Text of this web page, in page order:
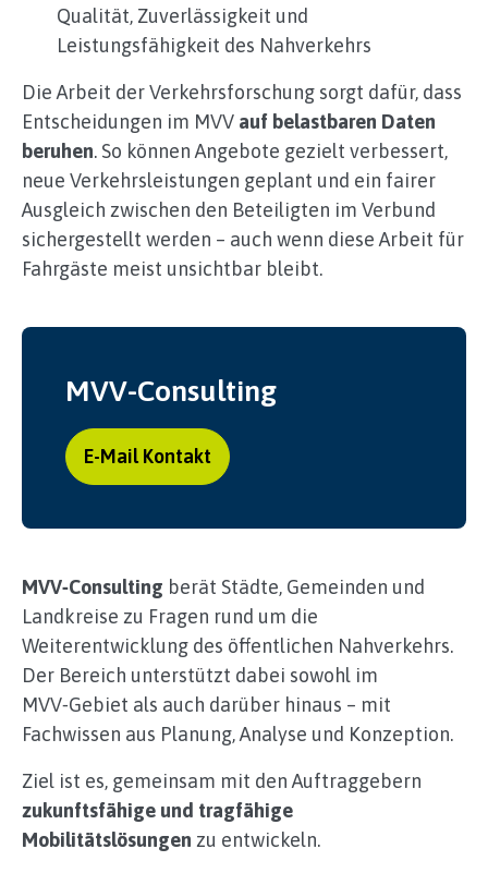
Qualität, Zuverlässigkeit und
Leistungsfähigkeit des Nahverkehrs
Die Arbeit der Verkehrsforschung sorgt dafür, dass
Entscheidungen im MVV auf belastbaren Daten
beruhen. So können Angebote gezielt verbessert,
neue Verkehrsleistungen geplant und ein fairer
Ausgleich zwischen den Beteiligten im Verbund
sichergestellt werden – auch wenn diese Arbeit für
Fahrgäste meist unsichtbar bleibt.
MVV-Consulting
E-Mail Kontakt
MVV‑Consulting berät Städte, Gemeinden und
Landkreise zu Fragen rund um die
Weiterentwicklung des öffentlichen Nahverkehrs.
Der Bereich unterstützt dabei sowohl im
MVV‑Gebiet als auch darüber hinaus – mit
Fachwissen aus Planung, Analyse und Konzeption.
Ziel ist es, gemeinsam mit den Auftraggebern
zukunftsfähige und tragfähige
Mobilitätslösungen zu entwickeln.